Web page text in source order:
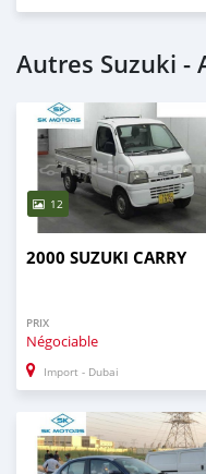
Autres Suzuki -
12
2000 SUZUKI CARRY
PRIX
Négociable
Import - Dubai